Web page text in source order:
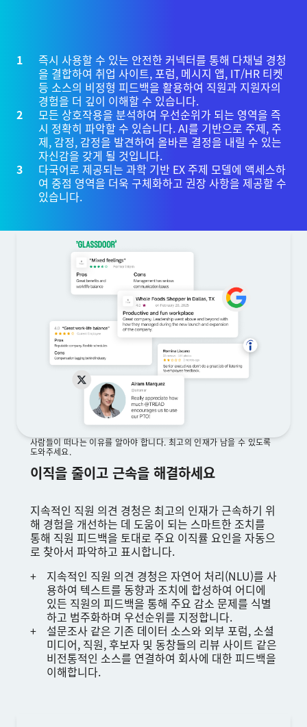
즉시 사용할 수 있는 안전한 커넥터를 통해 다채널 경청
을 결합하여 취업 사이트, 포럼, 메시지 앱, IT/HR 티켓
등 소스의 비정형 피드백을 활용하여 직원과 지원자의
경험을 더 깊이 이해할 수 있습니다.
모든 상호작용을 분석하여 우선순위가 되는 영역을 즉
시 정확히 파악할 수 있습니다. AI를 기반으로 주제, 주
제, 감정, 감정을 발견하여 올바른 결정을 내릴 수 있는
자신감을 갖게 될 것입니다.
다국어로 제공되는 과학 기반 EX 주제 모델에 액세스하
여 중점 영역을 더욱 구체화하고 권장 사항을 제공할 수
있습니다.
사람들이 떠나는 이유를 알아야 합니다. 최고의 인재가 남을 수 있도록
도와주세요.
이직을 줄이고 근속을 해결하세요
지속적인 직원 의견 경청은 최고의 인재가 근속하기 위
해 경험을 개선하는 데 도움이 되는 스마트한 조치를
통해 직원 피드백을 토대로 주요 이직률 요인을 자동으
로 찾아서 파악하고 표시합니다.
지속적인 직원 의견 경청은 자연어 처리(NLU)를 사
용하여 텍스트를 동향과 조치에 합성하여 어디에
있든 직원의 피드백을 통해 주요 감소 문제를 식별
하고 범주화하며 우선순위를 지정합니다.
설문조사 같은 기존 데이터 소스와 외부 포럼, 소셜
미디어, 직원, 후보자 및 동창들의 리뷰 사이트 같은
비전통적인 소스를 연결하여 회사에 대한 피드백을
이해합니다.